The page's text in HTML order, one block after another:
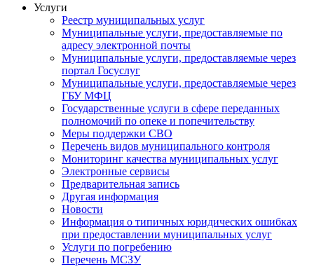
Услуги
Реестр муниципальных услуг
Муниципальные услуги, предоставляемые по
адресу электронной почты
Муниципальные услуги, предоставляемые через
портал Госуслуг
Муниципальные услуги, предоставляемые через
ГБУ МФЦ
Государственные услуги в сфере переданных
полномочий по опеке и попечительству
Меры поддержки СВО
Перечень видов муниципального контроля
Мониторинг качества муниципальных услуг
Электронные сервисы
Предварительная запись
Другая информация
Новости
Информация о типичных юридических ошибках
при предоставлении муниципальных услуг
Услуги по погребению
Перечень МСЗУ